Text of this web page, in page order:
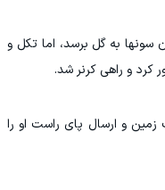
سونها به گل برسد، اما تکل و
کرد و راهی کرنر شد.
و ارسال پای راست او را